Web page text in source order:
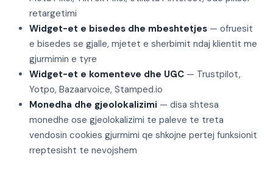
retargetimi
Widget-et e bisedes dhe mbeshtetjes — ofruesit
e bisedes se gjalle, mjetet e sherbimit ndaj klientit me
gjurmimin e tyre
Widget-et e komenteve dhe UGC — Trustpilot,
Yotpo, Bazaarvoice, Stamped.io
Monedha dhe gjeolokalizimi — disa shtesa
monedhe ose gjeolokalizimi te paleve te treta
vendosin cookies gjurmimi qe shkojne pertej funksionit
rreptesisht te nevojshem